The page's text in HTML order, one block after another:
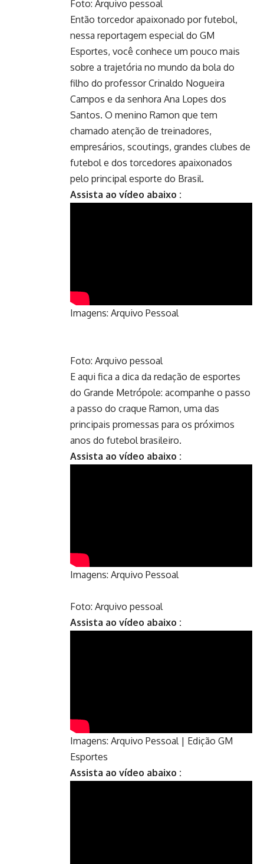
Foto: Arquivo pessoal
Então torcedor apaixonado por futebol,
nessa reportagem especial do GM
Esportes, você conhece um pouco mais
sobre a trajetória no mundo da bola do
filho do professor Crinaldo Nogueira
Campos e da senhora Ana Lopes dos
Santos. O menino Ramon que tem
chamado atenção de treinadores,
empresários, scoutings, grandes clubes de
futebol e dos torcedores apaixonados
pelo principal esporte do Brasil.
Assista ao vídeo abaixo :
Imagens: Arquivo Pessoal
Foto: Arquivo pessoal
E aqui fica a dica da redação de esportes
do Grande Metrópole: acompanhe o passo
a passo do craque Ramon, uma das
principais promessas para os próximos
anos do futebol brasileiro.
Assista ao vídeo abaixo :
Imagens: Arquivo Pessoal
Foto: Arquivo pessoal
Assista ao vídeo abaixo :
Imagens: Arquivo Pessoal | Edição GM
Esportes
Assista ao vídeo abaixo :